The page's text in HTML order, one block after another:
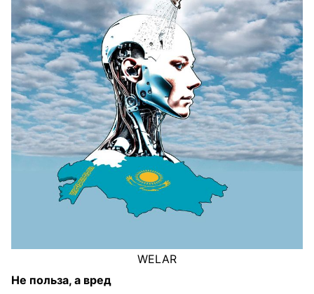
WELAR
Не польза, а вред